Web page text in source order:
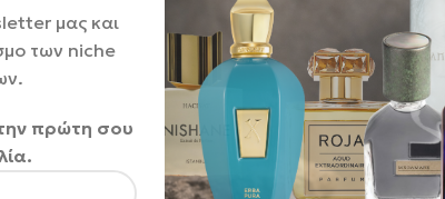
μας και
των niche
πρώτη σου